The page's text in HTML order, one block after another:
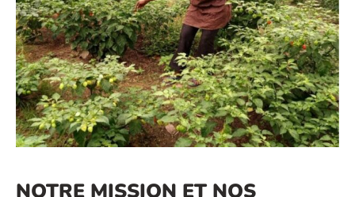
NOTRE MISSION ET NOS